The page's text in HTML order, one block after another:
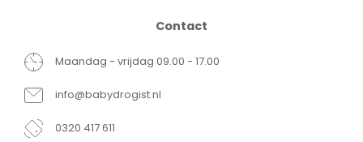
Contact
Maandag - vrijdag 09.00 - 17.00
info@babydrogist.nl
0320 417 611